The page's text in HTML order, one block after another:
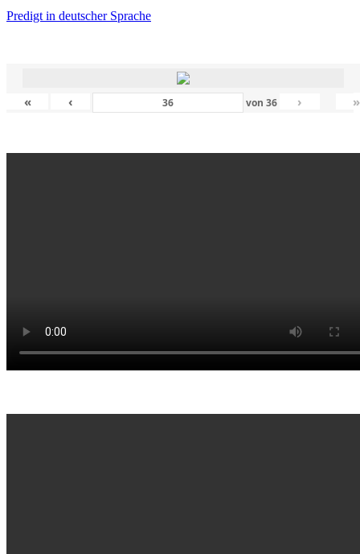
Predigt in deutscher Sprache
« ‹ von36 › »